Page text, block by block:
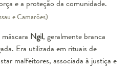
e a proteção da comunidade.
e Camarões)
Ngil, geralmente branca
Era utilizada em rituais de
malfeitores, associada à justiça e